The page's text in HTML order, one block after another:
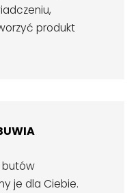
produkt
butów
je dla Ciebie.